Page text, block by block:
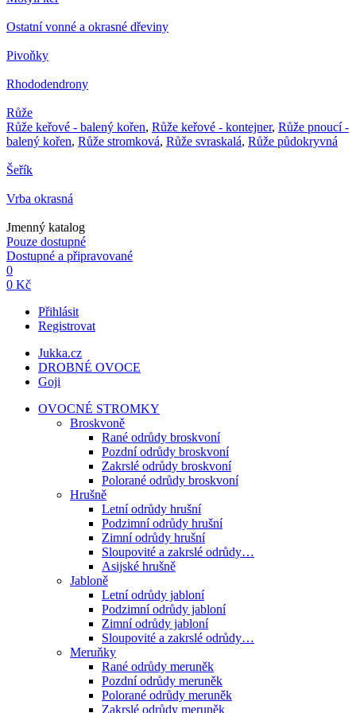
Ostatní vonné a okrasné dřeviny
Pivoňky
Rhododendrony
Růže
Růže keřové - balený kořen, Růže keřové - kontejner, Růže pnoucí -
balený kořen, Růže stromková, Růže svraskalá, Růže půdokryvná
Šeřík
Vrba okrasná
Jmenný katalog
Pouze dostupné
Dostupné a připravované
0
0 Kč
Přihlásit
Registrovat
Jukka.cz
DROBNÉ OVOCE
Goji
OVOCNÉ STROMKY
Broskvoně
Rané odrůdy broskvoní
Pozdní odrůdy broskvoní
Zakrslé odrůdy broskvoní
Polorané odrůdy broskvoní
Hrušně
Letní odrůdy hrušní
Podzimní odrůdy hrušní
Zimní odrůdy hrušní
Sloupovité a zakrslé odrůdy…
Asijské hrušně
Jabloně
Letní odrůdy jabloní
Podzimní odrůdy jabloní
Zimní odrůdy jabloní
Sloupovité a zakrslé odrůdy…
Meruňky
Rané odrůdy meruněk
Pozdní odrůdy meruněk
Polorané odrůdy meruněk
Zakrslé odrůdy meruněk